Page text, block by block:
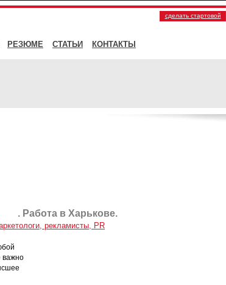
сделать стартовой
РЕЗЮМЕ СТАТЬИ КОНТАКТЫ
. Работа в Харькове.
рекламисты, PR
важно